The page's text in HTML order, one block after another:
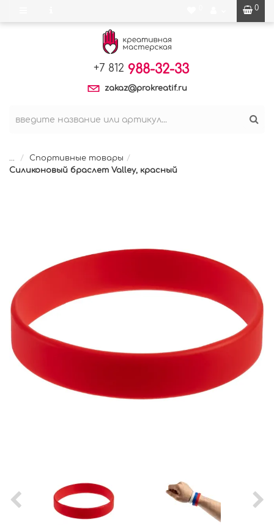
0
+7 812 988-32-33
zakaz@prokreatif.ru
...
Спортивные товары
Силиконовый браслет Valley, красный